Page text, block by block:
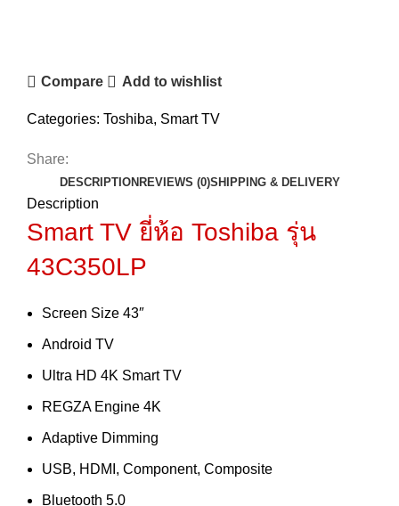
Compare Add to wishlist
Categories: Toshiba, Smart TV
Share:
DESCRIPTION REVIEWS (0)SHIPPING & DELIVERY
Description
Smart TV ยี่ห้อ Toshiba รุ่น
43C350LP
Screen Size 43″
Android TV
Ultra HD 4K Smart TV
REGZA Engine 4K
Adaptive Dimming
USB, HDMI, Component, Composite
Bluetooth 5.0